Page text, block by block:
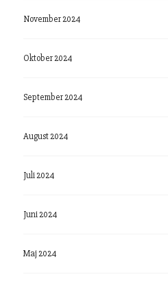
November 2024
Oktober 2024
September 2024
August 2024
Juli 2024
Juni 2024
Maj 2024